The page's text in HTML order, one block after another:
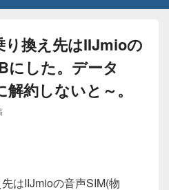
換え先はIIJmioの
にした。データ
約しないと～。
はIIJmioの音声SIM(物